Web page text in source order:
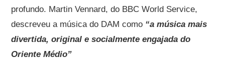
profundo. Martin Vennard, do BBC World Service,
descreveu a música do DAM como “a música mais
divertida, original e socialmente engajada do
Oriente Médio”